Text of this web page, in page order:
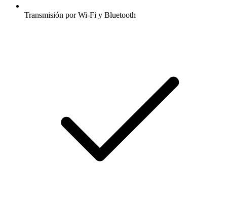
Transmisión por Wi-Fi y Bluetooth